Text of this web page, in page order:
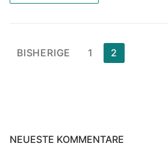
Seitennummerierung
BISHERIGE 1 2
NEUESTE KOMMENTARE